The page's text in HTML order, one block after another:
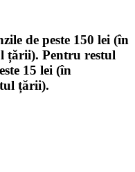
de peste 150 lei (în
țării). Pentru restul
15 lei (în
țării).